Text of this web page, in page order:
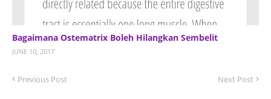
Bagaimana Ostematrix Boleh Hilangkan Sembelit
JUNE 10, 2017
Previous Post Next Post